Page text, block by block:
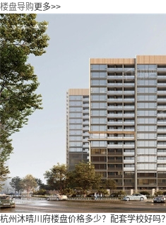
楼盘导购更多>>
杭州沐晴川府楼盘价格多少？配套学校好吗？